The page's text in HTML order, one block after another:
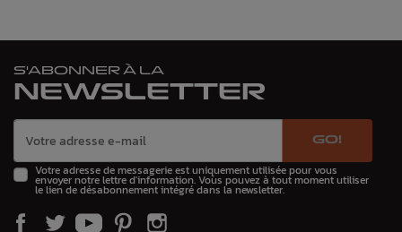
S'ABONNER À LA
NEWSLETTER
GO!
Votre adresse de messagerie est uniquement utilisée pour vous
envoyer notre lettre d'information. Vous pouvez à tout moment utiliser
le lien de désabonnement intégré dans la newsletter.